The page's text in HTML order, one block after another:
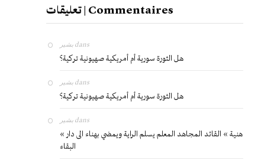
تعليقات | Commentaires
بشير dans
هل الثورة سورية أم أمريكية صهيونية تركية؟
بشير dans
هل الثورة سورية أم أمريكية صهيونية تركية؟
بشير dans
« هنية » القائد المجاهد المعلم يسلم الراية ويمضي بهناء الى دار
البقاء